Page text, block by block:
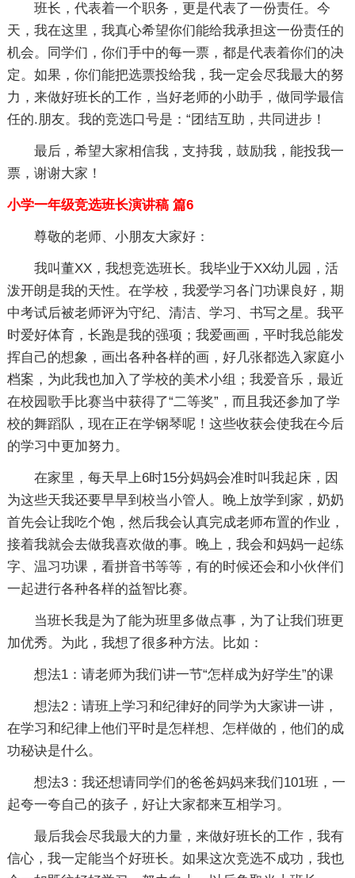
班长，代表着一个职务，更是代表了一份责任。今
天，我在这里，我真心希望你们能给我承担这一份责任的
机会。同学们，你们手中的每一票，都是代表着你们的决
定。如果，你们能把选票投给我，我一定会尽我最大的努
力，来做好班长的工作，当好老师的小助手，做同学最信
任的.朋友。我的竞选口号是：“团结互助，共同进步！
最后，希望大家相信我，支持我，鼓励我，能投我一
票，谢谢大家！
小学一年级竞选班长演讲稿 篇6
尊敬的老师、小朋友大家好：
我叫董XX，我想竞选班长。我毕业于XX幼儿园，活
泼开朗是我的天性。在学校，我爱学习各门功课良好，期
中考试后被老师评为守纪、清洁、学习、书写之星。我平
时爱好体育，长跑是我的强项；我爱画画，平时我总能发
挥自己的想象，画出各种各样的画，好几张都选入家庭小
档案，为此我也加入了学校的美术小组；我爱音乐，最近
在校园歌手比赛当中获得了“二等奖”，而且我还参加了学
校的舞蹈队，现在正在学钢琴呢！这些收获会使我在今后
的学习中更加努力。
在家里，每天早上6时15分妈妈会准时叫我起床，因
为这些天我还要早早到校当小管人。晚上放学到家，奶奶
首先会让我吃个饱，然后我会认真完成老师布置的作业，
接着我就会去做我喜欢做的事。晚上，我会和妈妈一起练
字、温习功课，看拼音书等等，有的时候还会和小伙伴们
一起进行各种各样的益智比赛。
当班长我是为了能为班里多做点事，为了让我们班更
加优秀。为此，我想了很多种方法。比如：
想法1：请老师为我们讲一节“怎样成为好学生”的课
想法2：请班上学习和纪律好的同学为大家讲一讲，
在学习和纪律上他们平时是怎样想、怎样做的，他们的成
功秘诀是什么。
想法3：我还想请同学们的爸爸妈妈来我们101班，一
起夸一夸自己的孩子，好让大家都来互相学习。
最后我会尽我最大的力量，来做好班长的工作，我有
信心，我一定能当个好班长。如果这次竞选不成功，我也